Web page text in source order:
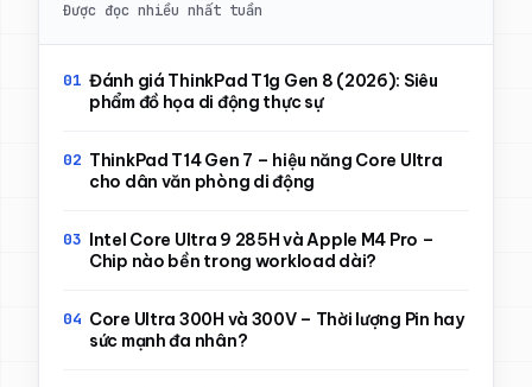
Được đọc nhiều nhất tuần
Đánh giá ThinkPad T1g Gen 8 (2026): Siêu
phẩm đồ họa di động thực sự
ThinkPad T14 Gen 7 – hiệu năng Core Ultra
cho dân văn phòng di động
Intel Core Ultra 9 285H và Apple M4 Pro –
Chip nào bền trong workload dài?
Core Ultra 300H và 300V – Thời lượng Pin hay
sức mạnh đa nhân?